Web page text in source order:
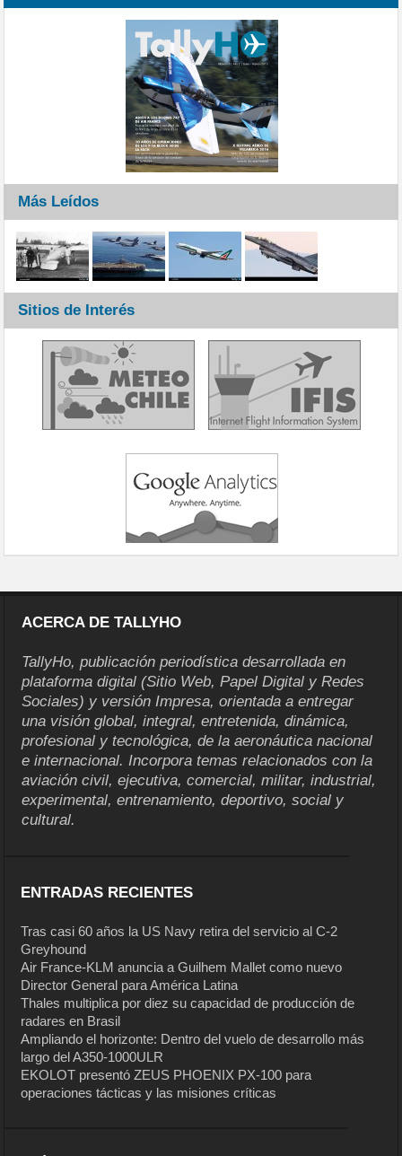
Más Leídos
Sitios de Interés
ACERCA DE TALLYHO
TallyHo, publicación periodística desarrollada en
plataforma digital (Sitio Web, Papel Digital y Redes
Sociales) y versión Impresa, orientada a entregar
una visión global, integral, entretenida, dinámica,
profesional y tecnológica, de la aeronáutica nacional
e internacional. Incorpora temas relacionados con la
aviación civil, ejecutiva, comercial, militar, industrial,
experimental, entrenamiento, deportivo, social y
cultural.
ENTRADAS RECIENTES
Tras casi 60 años la US Navy retira del servicio al C-2
Greyhound
Air France-KLM anuncia a Guilhem Mallet como nuevo
Director General para América Latina
Thales multiplica por diez su capacidad de producción de
radares en Brasil
Ampliando el horizonte: Dentro del vuelo de desarrollo más
largo del A350-1000ULR
EKOLOT presentó ZEUS PHOENIX PX-100 para
operaciones tácticas y las misiones críticas